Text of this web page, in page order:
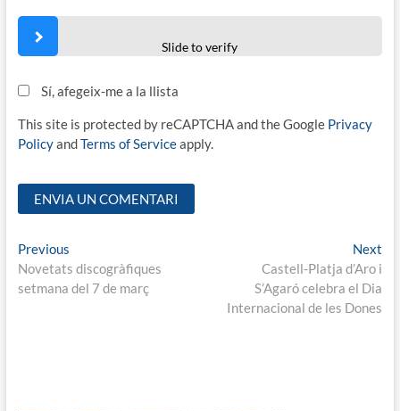
Slide to verify
Sí, afegeix-me a la llista
This site is protected by reCAPTCHA and the Google Privacy
PolicyandTerms of Serviceapply.
Navegació
d'entrades
PreviousPrevious
post:
Novetats discogràfiques
setmana del 7 de març
Next
Castell-Platja d’Aro i
S’Agaró celebra el Dia
Internacional de les Dones